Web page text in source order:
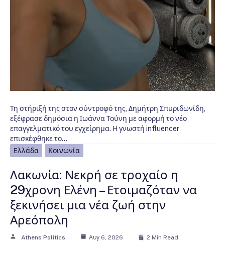
Τη στήριξή της στον σύντροφό της, Δημήτρη Σπυριδωνίδη,
εξέφρασε δημόσια η Ιωάννα Τούνη με αφορμή το νέο
επαγγελματικό του εγχείρημα. Η γνωστή influencer
επισκέφθηκε το…
Ελλάδα
Κοινωνία
Λακωνία: Νεκρή σε τροχαίο η
29χρονη Ελένη – Ετοιμαζόταν να
ξεκινήσει μια νέα ζωή στην
Αρεόπολη
Athens Politics Αυγ 6, 2026 2 Min Read